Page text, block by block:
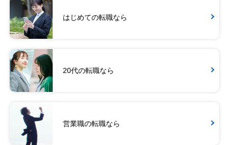
はじめての転職なら
20代の転職なら
営業職の転職なら